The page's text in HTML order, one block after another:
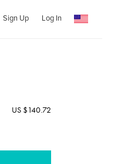
Sign Up Log In
US $140.72